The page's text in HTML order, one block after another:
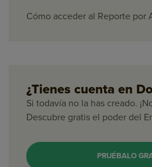
Cómo acceder al Reporte por
¿Tienes cuenta en
Si todavía no la has creado.
Descubre gratis el poder del
PRUÉBALO